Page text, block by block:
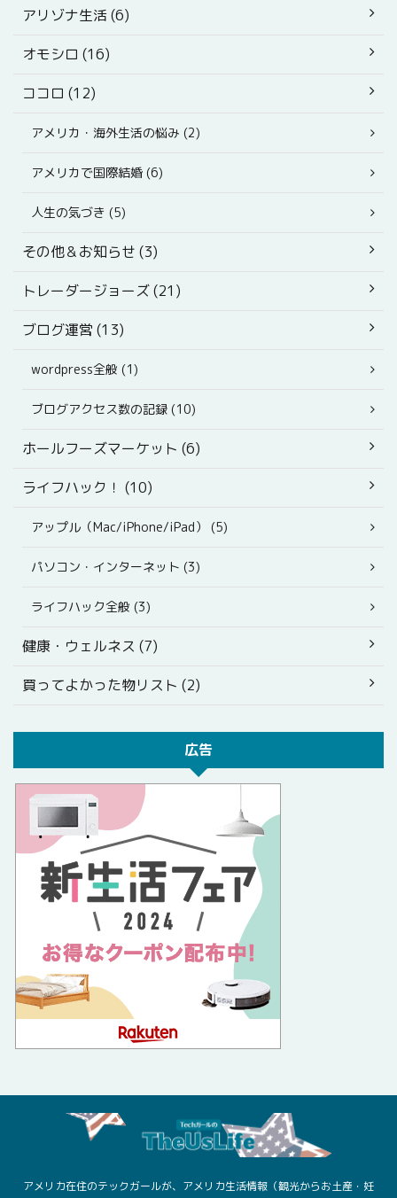
アリゾナ生活 (6)
オモシロ (16)
ココロ (12)
アメリカ・海外生活の悩み (2)
アメリカで国際結婚 (6)
人生の気づき (5)
その他＆お知らせ (3)
トレーダージョーズ (21)
ブログ運営 (13)
wordpress全般 (1)
ブログアクセス数の記録 (10)
ホールフーズマーケット (6)
ライフハック！ (10)
アップル（Mac/iPhone/iPad） (5)
パソコン・インターネット (3)
ライフハック全般 (3)
健康・ウェルネス (7)
買ってよかった物リスト (2)
広告
アメリカ在住のテックガールが、アメリカ生活情報（観光からお土産・妊